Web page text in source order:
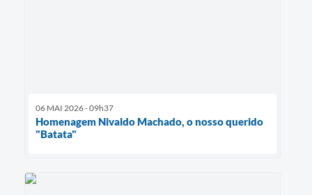
06 MAI 2026 - 09h37
Homenagem Nivaldo Machado, o nosso querido
"Batata"